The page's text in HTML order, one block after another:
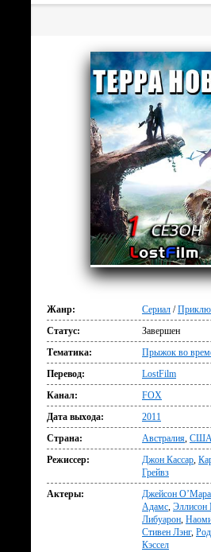
Жанр: Сериал /
Статус:
Завершен
Тематика:
Прыжок во
Перевод:
LostFilm
Канал:
FOX
Дата выхода:
2011
Страна:
Австралия,
Режиссер:
Джон Кассар,
Грейвз
Актеры:
Джейсон О’Мара
Адамс, Эллисон
Либуарон,
Стивен Лэнг,
Кэссел